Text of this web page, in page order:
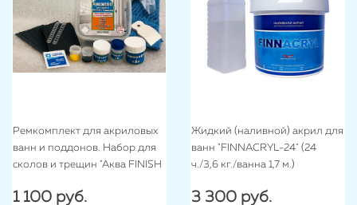
Ремкомплект для акриловых
ванн и поддонов. Набор для
сколов и трещин "Аква FINISH
1 100 руб.
Жидкий (наливной) акрил для
ванн "FINNACRYL-24" (24
ч./3,6 кг./ванна 1,7 м.)
3 300 руб.